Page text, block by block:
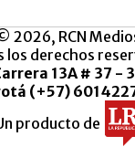
2026, RCN
los derechos
13A # 37 -
(+57)
producto de